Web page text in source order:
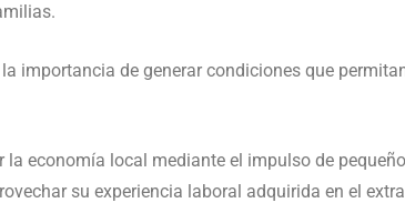
importancia de generar condiciones que
economía local mediante el impulso de
su experiencia laboral adquirida en el